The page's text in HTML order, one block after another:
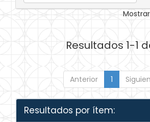
Resultados 1-1
Anterior 1
Resultados por ítem: